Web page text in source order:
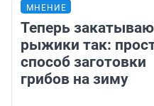
МНЕНИЕ
Теперь закатываю
рыжики так:
способ заготовки
грибов на зиму